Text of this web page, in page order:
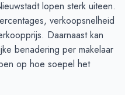
lopen sterk uiteen.
verkoopsnelheid
Daarnaast kan
benadering per makelaar
op hoe soepel het